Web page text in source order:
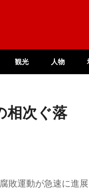
観光 人物
相次ぐ落
敗運動が急速に進